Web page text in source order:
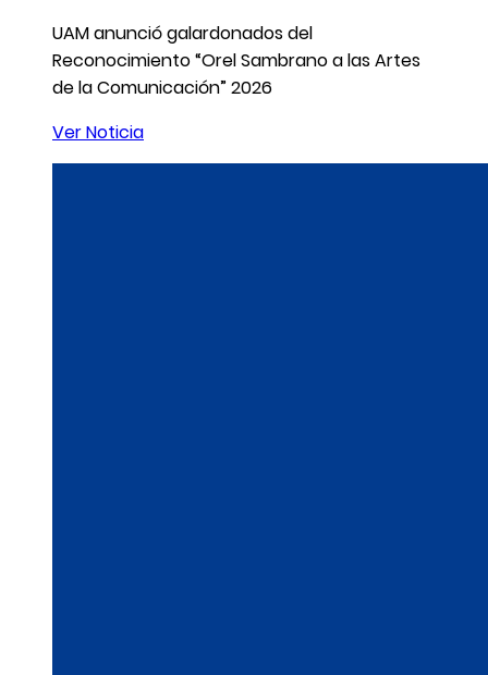
UAM anunció galardonados del
Reconocimiento “Orel Sambrano a las Artes
de la Comunicación” 2026
Ver Noticia